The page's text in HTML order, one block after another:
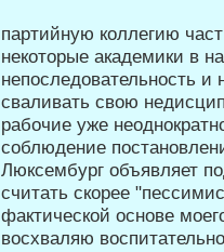
партийную коллегию
некото­рые академики в
непоследовательность и
сваливать свою
рабочие уже
соблюдение
Люксембург объявляет
считать скорее
фактиче­ской основе
восхваляю